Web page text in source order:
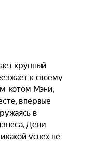
крупный
к своему
котом Мэни,
впервые
в
Дени
успех не
ценнее